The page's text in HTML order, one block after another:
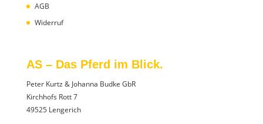
AGB
Widerruf
AS – Das Pferd im Blick.
Peter Kurtz & Johanna Budke GbR
Kirchhofs Rott 7
49525 Lengerich